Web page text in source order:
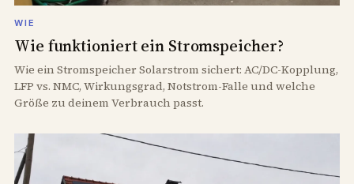
WIE
Wie funktioniert ein Stromspeicher?
Wie ein Stromspeicher Solarstrom sichert: AC/DC-Kopplung,
LFP vs. NMC, Wirkungsgrad, Notstrom-Falle und welche
Größe zu deinem Verbrauch passt.